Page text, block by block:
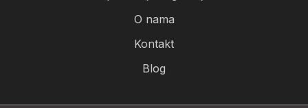
O nama
Kontakt
Blog